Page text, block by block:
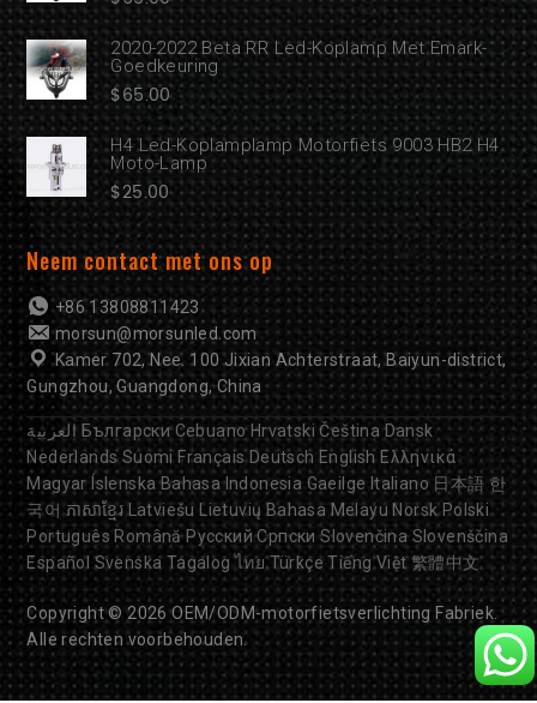
2020-2022 Beta RR Led-Koplamp Met Emark-
Goedkeuring
$65.00
H4 Led-Koplamplamp Motorfiets 9003 HB2 H4
Moto-Lamp
$25.00
Neem contact met ons op
+86 13808811423
morsun@morsunled.com
Kamer 702, Nee. 100 Jixian Achterstraat, Baiyun-district,
Gungzhou, Guangdong, China
العربية Български Cebuano Hrvatski Čeština Dansk
Nederlands Suomi Français Deutsch English Ελληνικά
Magyar Íslenska Bahasa Indonesia Gaeilge Italiano 日本語 한
국어 ភាសាខ្មែរ Latviešu Lietuvių Bahasa Melayu Norsk Polski
Português Română Русский Српски Slovenčina Slovenščina
Español Svenska Tagalog ไทย Türkçe Tiếng Việt 繁體中文
Copyright © 2026OEM/ODM-motorfietsverlichting Fabriek.
Alle rechten voorbehouden.